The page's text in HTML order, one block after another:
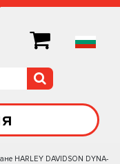
HARLEY DAVIDSON DYNA-